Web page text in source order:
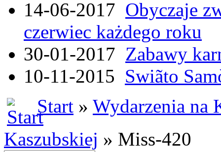
14-06-2017 Obyczaje
czerwiec każdego roku
30-01-2017 Zabawy
10-11-2015 Swiãto
Start » Wydarzenia na
Kaszubskiej » Miss-420